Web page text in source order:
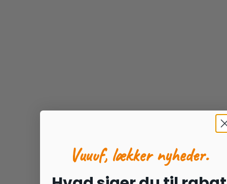
Vuuuf, lækker nyheder.